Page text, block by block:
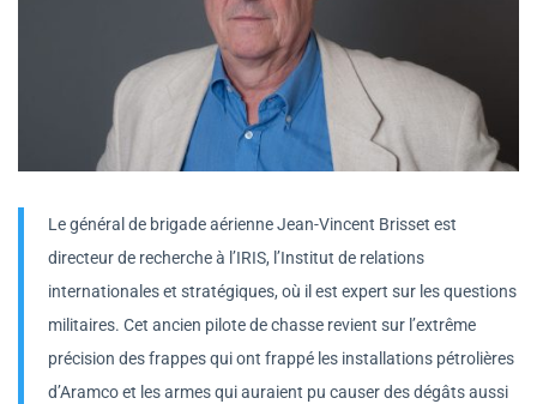
Le général de brigade aérienne Jean-Vincent Brisset est
directeur de recherche à l’IRIS, l’Institut de relations
internationales et stratégiques, où il est expert sur les questions
militaires. Cet ancien pilote de chasse revient sur l’extrême
précision des frappes qui ont frappé les installations pétrolières
d’Aramco et les armes qui auraient pu causer des dégâts aussi